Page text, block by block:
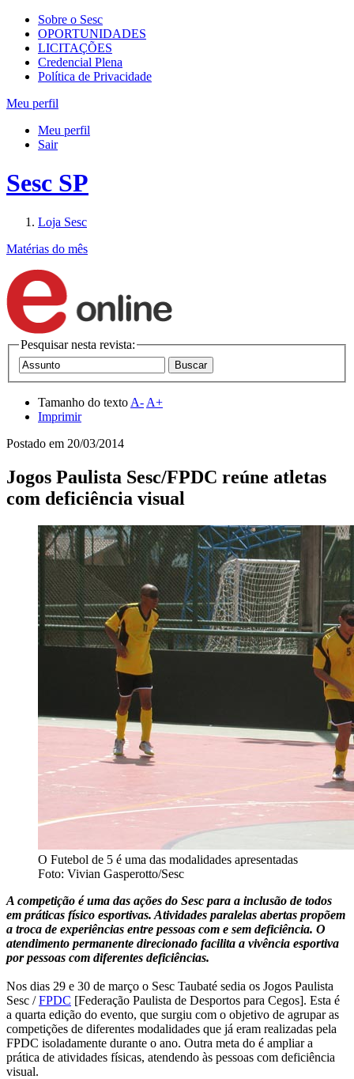
Sobre o Sesc
OPORTUNIDADES
LICITAÇÕES
Credencial Plena
Política de Privacidade
Meu perfil
Meu perfil
Sair
Sesc SP
Loja Sesc
Matérias do mês
Pesquisar nesta revista:
Tamanho do texto A- A+
Imprimir
Postado em 20/03/2014
Jogos Paulista Sesc/FPDC reúne atletas
com deficiência visual
O Futebol de 5 é uma das modalidades apresentadas
Foto: Vivian Gasperotto/Sesc
A competição é uma das ações do Sesc para a inclusão de todos
em práticas físico esportivas. Atividades paralelas abertas propõem
a troca de experiências entre pessoas com e sem deficiência. O
atendimento permanente direcionado facilita a vivência esportiva
por pessoas com diferentes deficiências.
Nos dias 29 e 30 de março o Sesc Taubaté sedia os Jogos Paulista
Sesc /FPDC [Federação Paulista de Desportos para Cegos]. Esta é
a quarta edição do evento, que surgiu com o objetivo de agrupar as
competições de diferentes modalidades que já eram realizadas pela
FPDC isoladamente durante o ano. Outra meta do é ampliar a
prática de atividades físicas, atendendo às pessoas com deficiência
visual.